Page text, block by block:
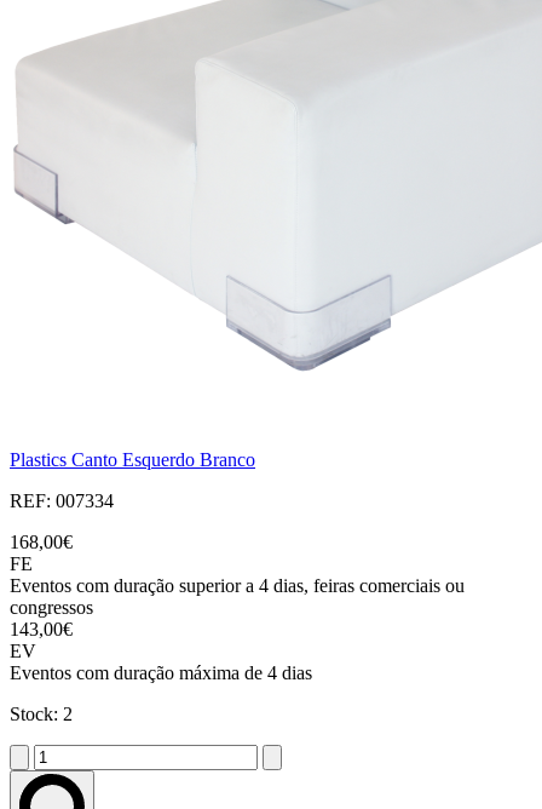
Plastics Canto Esquerdo Branco
REF: 007334
168,00€
FE
Eventos com duração superior a 4 dias, feiras comerciais ou
congressos
143,00€
EV
Eventos com duração máxima de 4 dias
Stock: 2